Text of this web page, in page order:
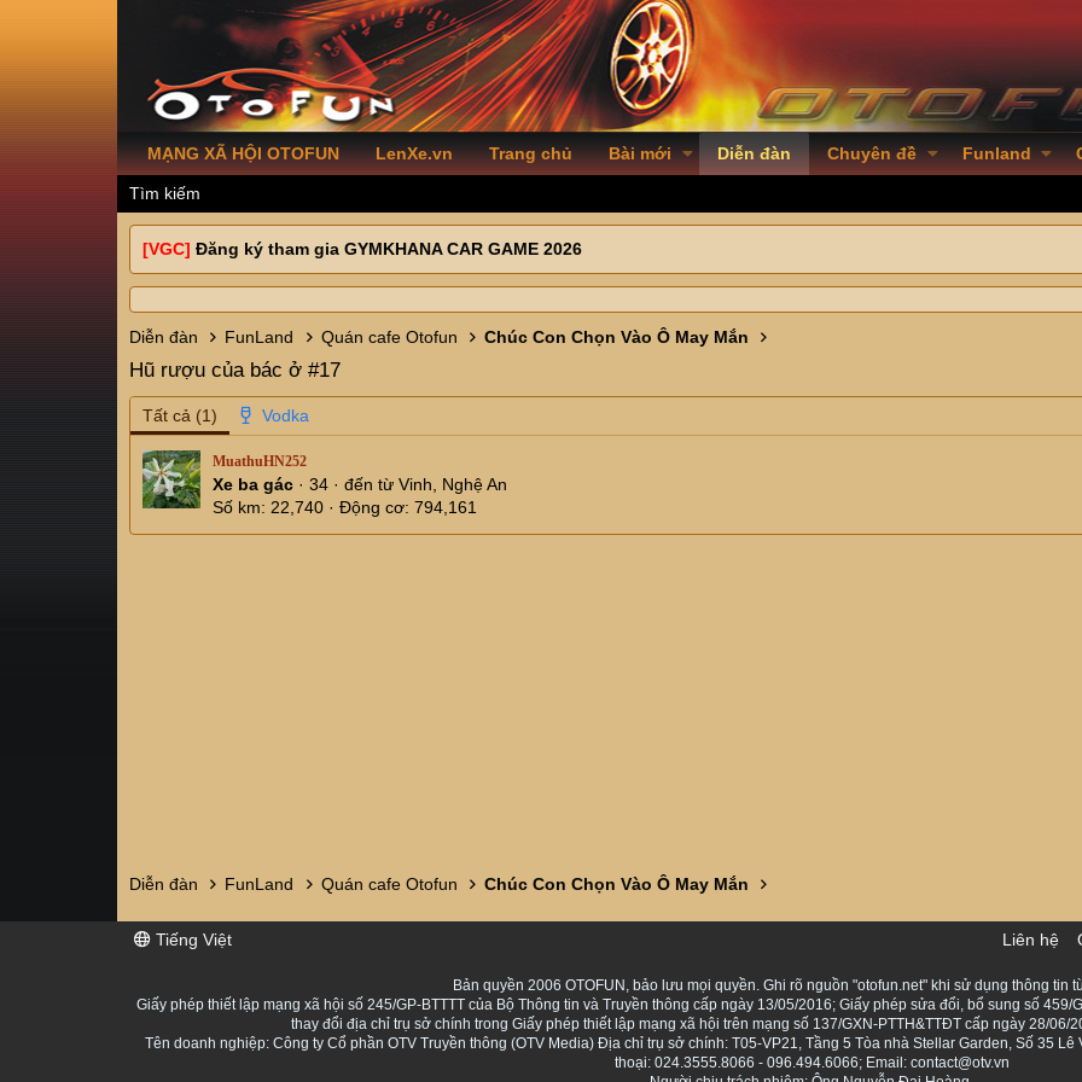
MẠNG XÃ HỘI OTOFUN LenXe.vn Trang chủ Bài mới Diễn đàn Chuyên đề Funland
Tìm kiếm
[VGC] Đăng ký tham gia GYMKHANA CAR GAME 2026
Diễn đàn FunLand Quán cafe Otofun Chúc Con Chọn Vào Ô May Mắn
Hũ rượu của bác ở #17
Tất cả (1)
MuathuHN252
Xe ba gác · 34 · đến từ Vinh, Nghệ An
Số km 22,740 Động cơ 794,161
Diễn đàn FunLand Quán cafe Otofun Chúc Con Chọn Vào Ô May Mắn
Tiếng Việt Liên hệ
Bản quyền 2006 OTOFUN, bảo lưu mọi quyền. Ghi rõ nguồn "otofun.net" khi sử dụng thông tin
Giấy phép thiết lập mạng xã hội số 245/GP-BTTTT của Bộ Thông tin và Truyền thông cấp ngày 13/05/2016; Giấy phép sửa đổi, bổ sung số
thay đổi địa chỉ trụ sở chính trong Giấy phép thiết lập mạng xã hội trên mạng số 137/GXN-PTTH&TTĐT cấp ngày 28/06/
Tên doanh nghiệp: Công ty Cổ phần OTV Truyền thông (OTV Media) Địa chỉ trụ sở chính: T05-VP21, Tầng 5 Tòa nhà Stellar Garden, Số 35
thoại: 024.3555.8066 - 096.494.6066; Email: contact@otv.vn